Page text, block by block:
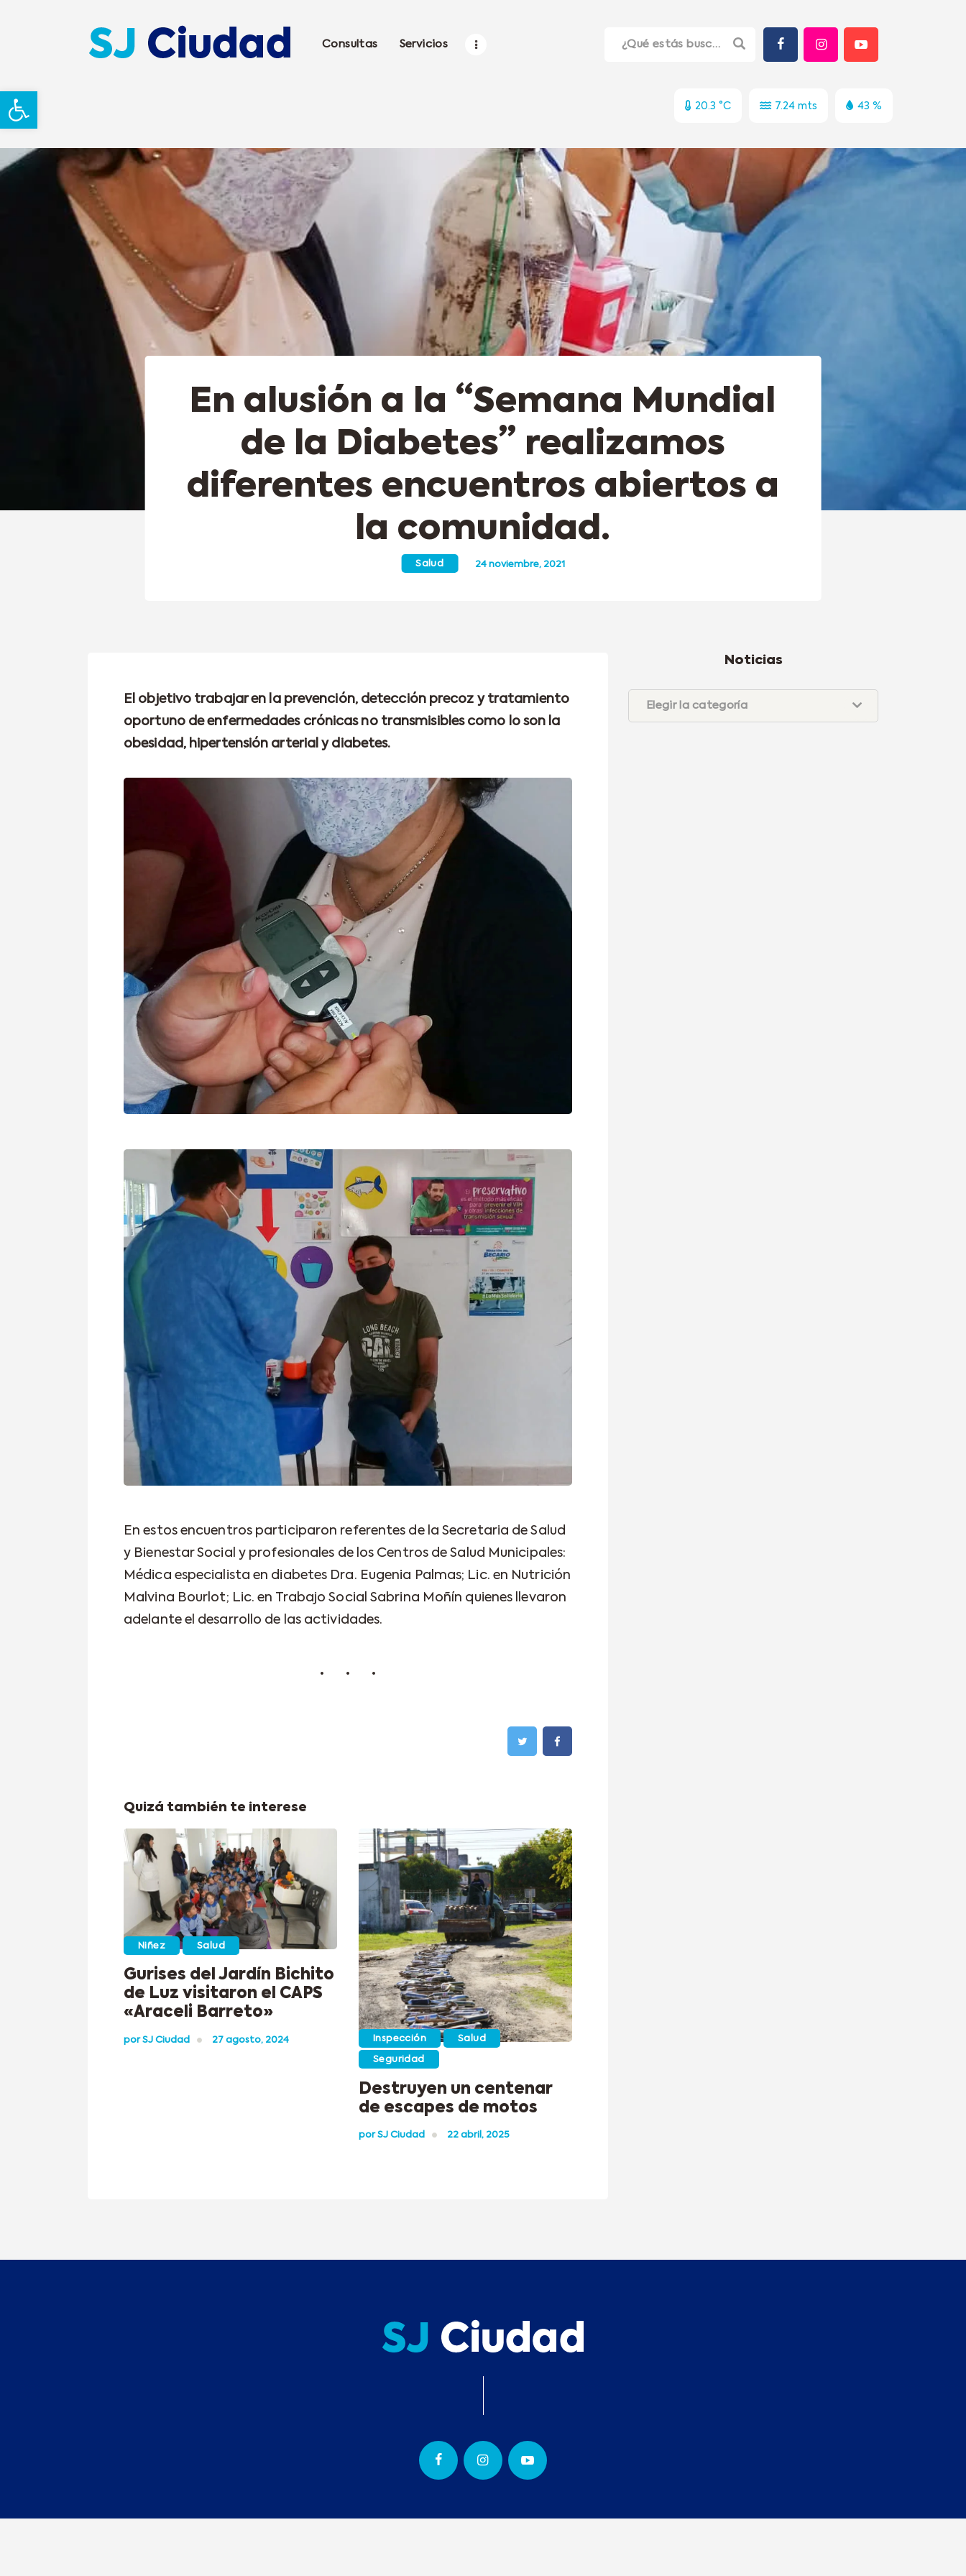
Abrir barra de herramientas
Consultas Servicios
20.3 °C 7.24 mts 43 %
En alusión a la “Semana Mundial
de la Diabetes” realizamos
diferentes encuentros abiertos a
la comunidad.
Salud 24 noviembre, 2021
El objetivo trabajar en la prevención, detección precoz y tratamiento
oportuno de enfermedades crónicas no transmisibles como lo son la
obesidad, hipertensión arterial y diabetes.
En estos encuentros participaron referentes de la Secretaria de Salud
y Bienestar Social y profesionales de los Centros de Salud Municipales:
Médica especialista en diabetes Dra. Eugenia Palmas; Lic. en Nutrición
Malvina Bourlot; Lic. en Trabajo Social Sabrina Moñín quienes llevaron
adelante el desarrollo de las actividades.
Quizá también te interese
Niñez Salud
Gurises del Jardín Bichito
de Luz visitaron el CAPS
«Araceli Barreto»
porSJ Ciudad 27 agosto, 2024 Inspección Salud
Seguridad
Destruyen un centenar
de escapes de motos
porSJ Ciudad 22 abril, 2025
Noticias